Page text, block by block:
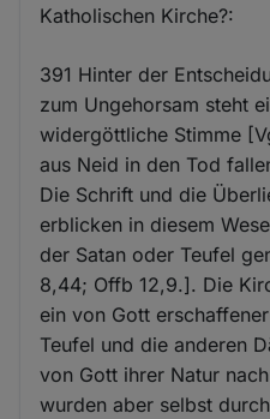
Katholischen Kirche?:
391 Hinter der
zum Ungehorsam steht
widergöttliche Stimme
aus Neid in den Tod
Die Schrift und die
erblicken in diesem
der Satan oder Teufel
8,44; Offb 12,9.]. Die
ein von Gott
Teufel und die anderen
von Gott ihrer Natur
wurden aber selbst